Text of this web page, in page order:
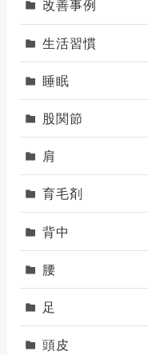
改善事例
生活習慣
睡眠
股関節
肩
育毛剤
背中
腰
足
頭皮